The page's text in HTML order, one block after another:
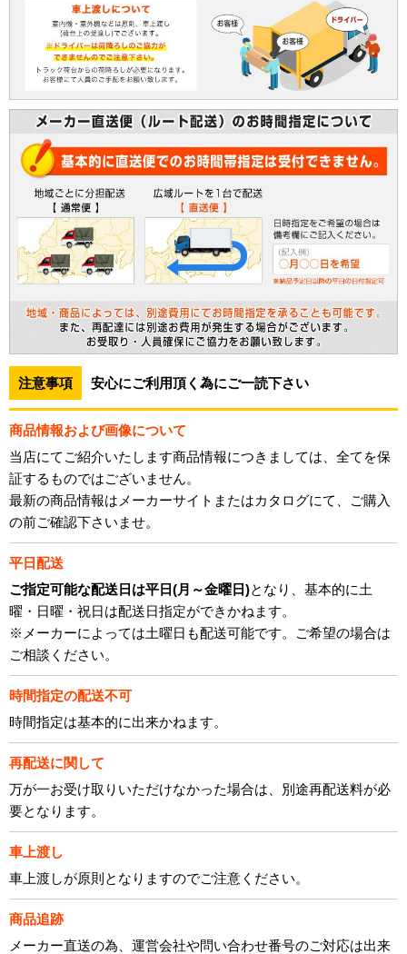
注意事項 安心にご利用頂く為にご一読下さい
商品情報および画像について
当店にてご紹介いたします商品情報につきましては、全てを保
証するものではございません。
最新の商品情報はメーカーサイトまたはカタログにて、ご購入
の前ご確認下さいませ。
平日配送
ご指定可能な配送日は平日(月～金曜日)となり、基本的に土
曜・日曜・祝日は配送日指定ができかねます。
※メーカーによっては土曜日も配送可能です。ご希望の場合は
ご相談ください。
時間指定の配送不可
時間指定は基本的に出来かねます。
再配送に関して
万が一お受け取りいただけなかった場合は、別途再配送料が必
要となります。
車上渡し
車上渡しが原則となりますのでご注意ください。
商品追跡
メーカー直送の為、運営会社や問い合わせ番号のご対応は出来